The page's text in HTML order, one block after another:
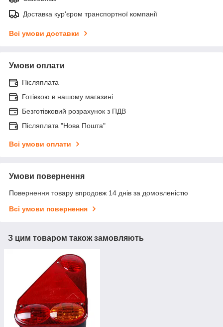
Доставка кур'єром транспортної компанії
Всі умови доставки
Умови оплати
Післяплата
Готівкою в нашому магазині
Безготівковий розрахунок з ПДВ
Післяплата "Нова Пошта"
Всі умови оплати
Умови повернення
Повернення товару впродовж 14 днів за домовленістю
Всі умови повернення
З цим товаром також замовляють